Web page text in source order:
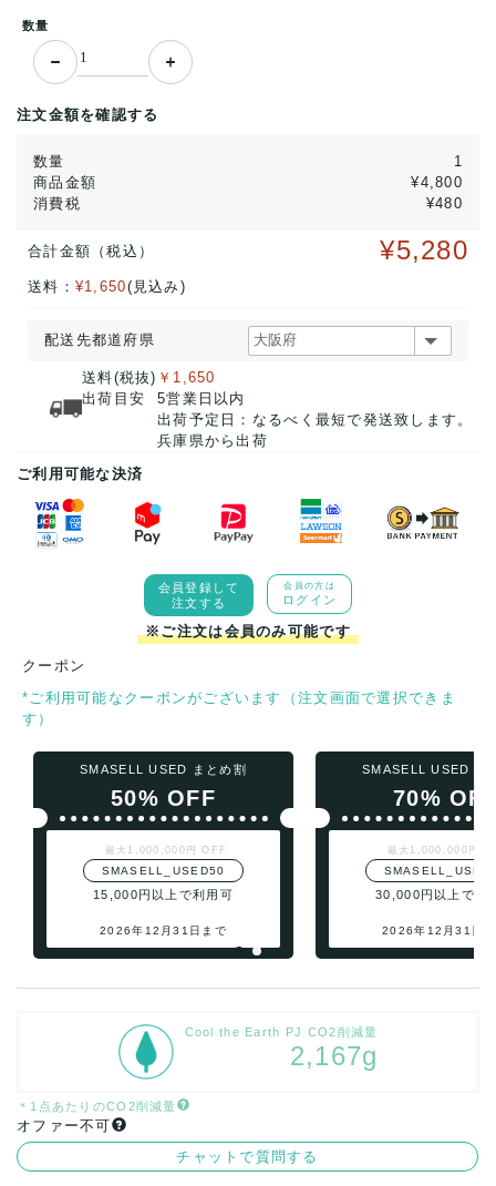
数量
注文金額を確認する
数量
1
商品金額
¥4,800
消費税
¥480
合計金額（税込） ¥5,280
送料： ¥1,650(見込み)
配送先都道府県
送料(税抜)
出荷目安
￥1,650
5営業日以内
出荷予定日：なるべく最短で発送致します。
兵庫県から出荷
ご利用可能な決済
会員登録して
注文する
会員の方は
ログイン
※ご注文は会員のみ可能です
クーポン
*ご利用可能なクーポンがございます（注文画面で選択できま
す）
SMASELL USED まとめ割
50% OFF
最大1,000,000円 OFF
SMASELL_USED50
15,000円以上で利用可
2026年12月31日まで
SMASELL USED ま
70%
最大1,000,000円
30,000円以上で利
2026年12月31日
Cool the Earth PJ CO2削減量
2,167g
＊1点あたりのCO2削減量
オファー不可
チャットで質問する